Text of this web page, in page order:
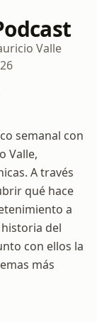
Valle
semanal con
Valle,
A través
qué hace
a
del
con ellos la
más